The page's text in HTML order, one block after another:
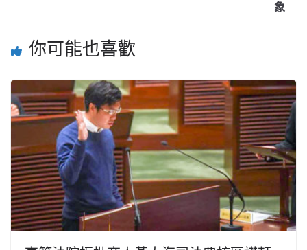
象
你可能也喜歡